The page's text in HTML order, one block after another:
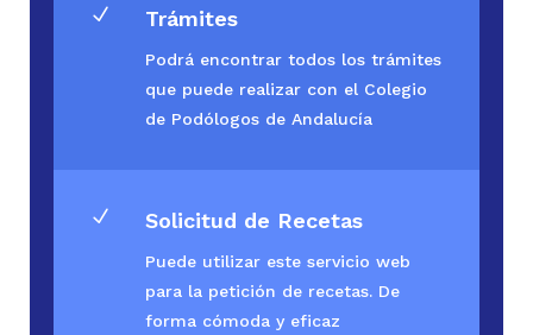
N Trámites
Podrá encontrar todos los trámites
que puede realizar con el Colegio
de Podólogos de Andalucía
N Solicitud de Recetas
Puede utilizar este servicio web
para la petición de recetas. De
forma cómoda y eficaz